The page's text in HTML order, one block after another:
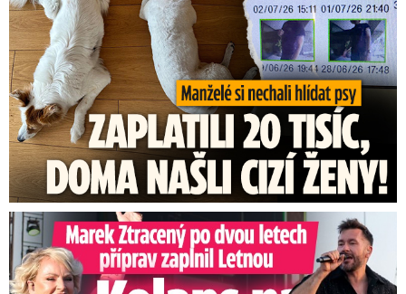
Marek Ztracený na Letné: Pártlová stopla koncert